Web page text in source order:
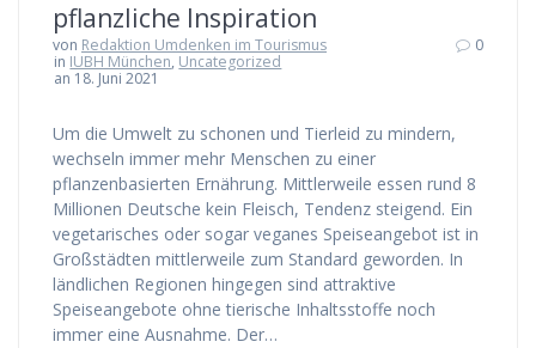
pflanzliche Inspiration
von Redaktion Umdenken im Tourismus
in IUBH München, Uncategorized
an 18. Juni 2021
0
Um die Umwelt zu schonen und Tierleid zu mindern,
wechseln immer mehr Menschen zu einer
pflanzenbasierten Ernährung. Mittlerweile essen rund 8
Millionen Deutsche kein Fleisch, Tendenz steigend. Ein
vegetarisches oder sogar veganes Speiseangebot ist in
Großstädten mittlerweile zum Standard geworden. In
ländlichen Regionen hingegen sind attraktive
Speiseangebote ohne tierische Inhaltsstoffe noch
immer eine Ausnahme. Der…